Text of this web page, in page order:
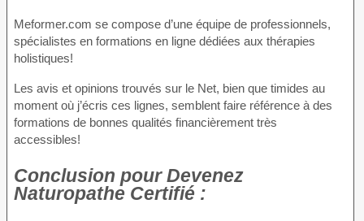
Meformer.com se compose d’une équipe de professionnels,
spécialistes en formations en ligne dédiées aux thérapies
holistiques!
Les avis et opinions trouvés sur le Net, bien que timides au
moment où j’écris ces lignes, semblent faire référence à des
formations de bonnes qualités financièrement très
accessibles!
Conclusion pour Devenez
Naturopathe Certifié :